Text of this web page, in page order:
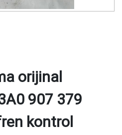
orijinal
907 379
kontrol